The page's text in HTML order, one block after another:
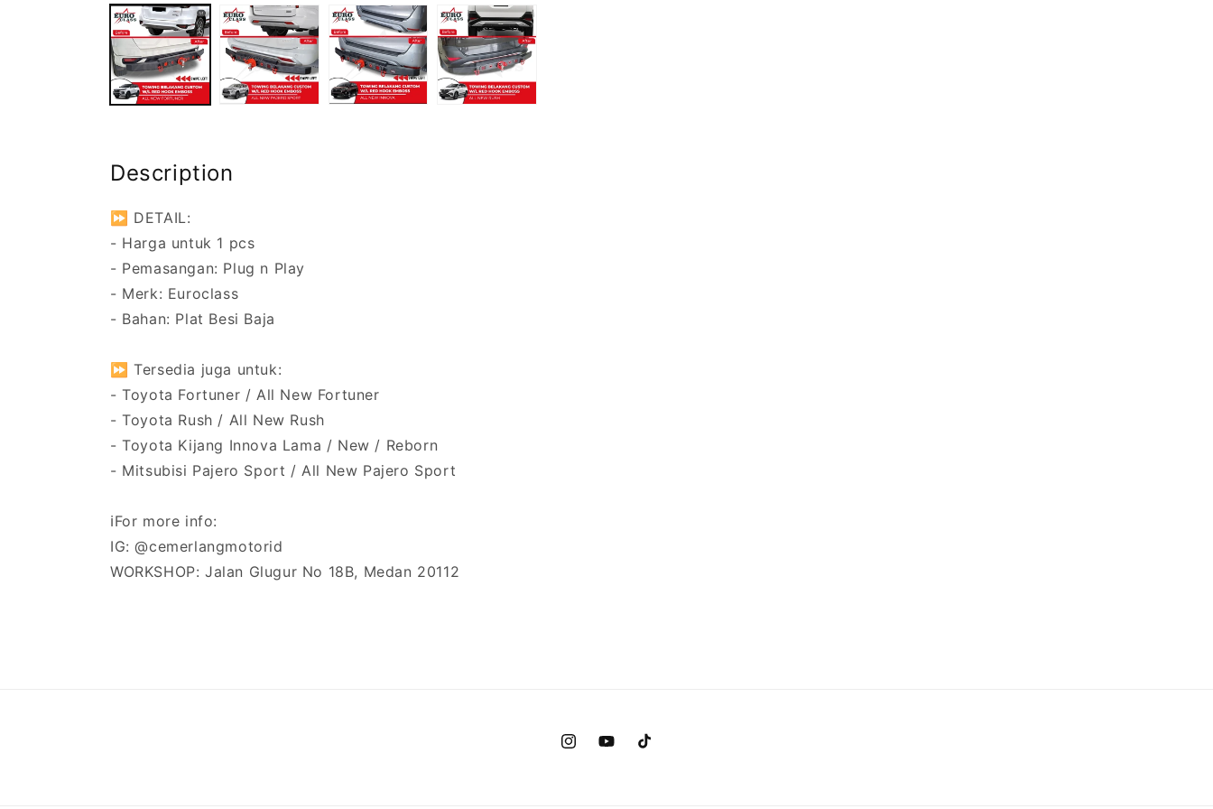
Description
⏩ DETAIL:
- Harga untuk 1 pcs
- Pemasangan: Plug n Play
- Merk: Euroclass
- Bahan: Plat Besi Baja
⏩ Tersedia juga untuk:
- Toyota Fortuner / All New Fortuner
- Toyota Rush / All New Rush
- Toyota Kijang Innova Lama / New / Reborn
- Mitsubisi Pajero Sport / All New Pajero Sport
ℹ️For more info:
IG: @cemerlangmotorid
WORKSHOP: Jalan Glugur No 18B, Medan 20112
InstagramYouTubeTikTok